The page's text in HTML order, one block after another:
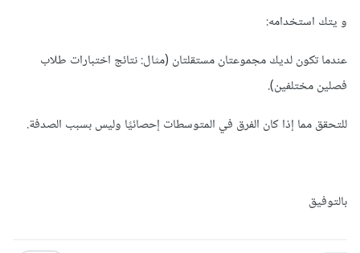
و يتك استخدامه:
عندما تكون لديك مجموعتان مستقلتان (مثال: نتائج اختبارات طلاب
فصلين مختلفين).
للتحقق مما إذا كان الفرق في المتوسطات إحصائيًا وليس بسبب الصدفة.
بالتوفيق